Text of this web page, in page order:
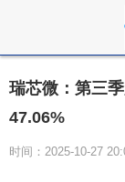
瑞芯微：第三
47.06%
时间：2025-10-27